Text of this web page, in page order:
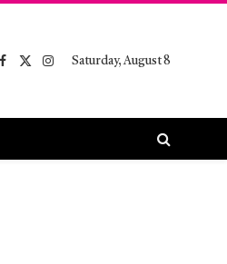
Facebook
X
Instagram
Saturday, August 8